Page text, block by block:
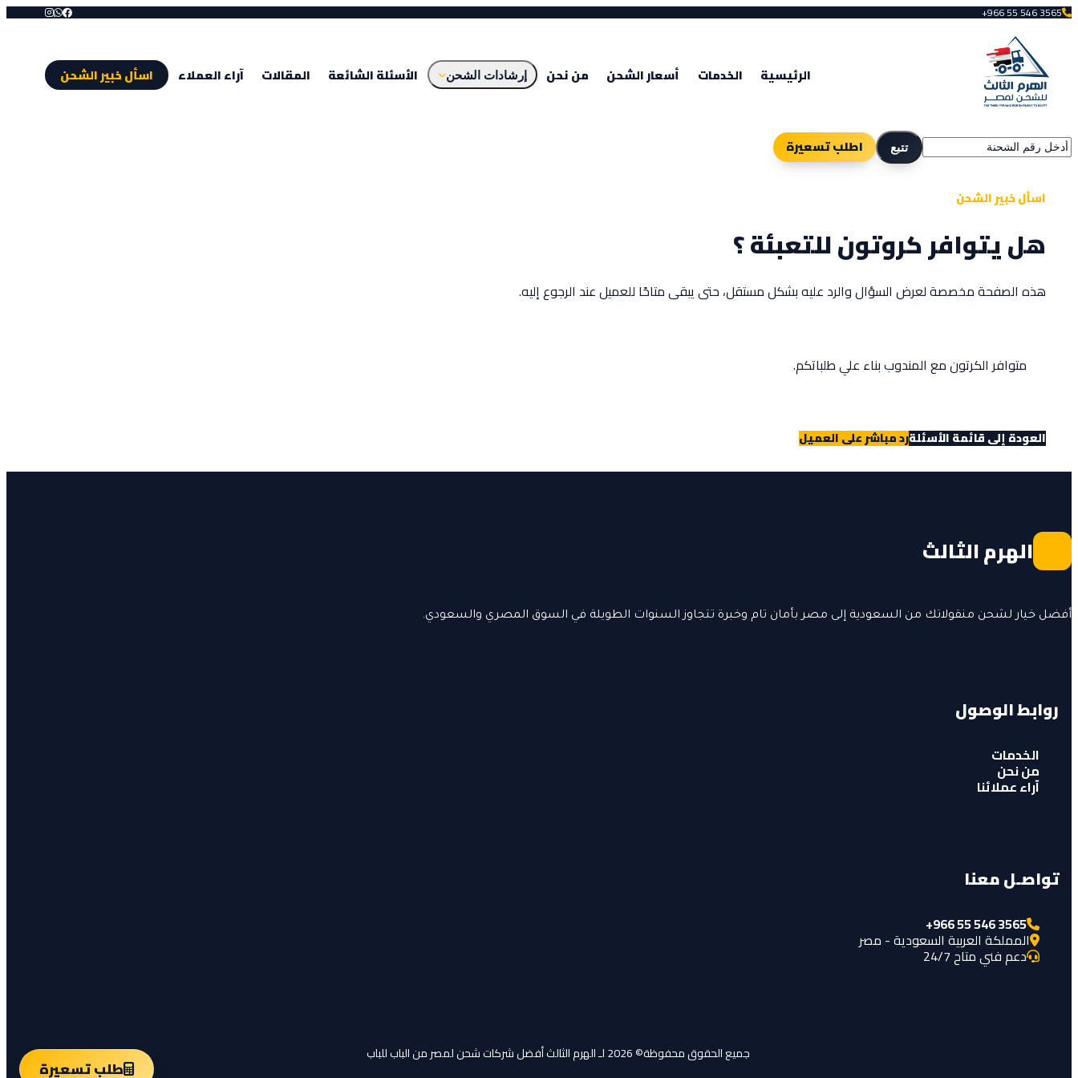
+966 55 546 3565
الرئيسية الخدمات أسعار الشحن من نحن إرشادات الشحن الأسئلة الشائعة المقالات آراء العملاء اسأل خبير الشحن
تتبع اطلب تسعيرة
طلب تسعيرة
اسأل خبير الشحن
هل يتوافر كروتون للتعبئة ؟
هذه الصفحة مخصصة لعرض السؤال والرد عليه بشكل مستقل، حتى يبقى متاحًا للعميل عند الرجوع إليه.
متوافر الكرتون مع المندوب بناء علي طلباتكم.
العودة إلى قائمة الأسئلةرد مباشر على العميل
الهرم الثالث
أفضل خيار لشحن منقولاتك من السعودية إلى مصر بأمان تام وخبرة تتجاوز السنوات الطويلة في السوق المصري والسعودي.
روابط الوصول
الخدمات
من نحن
آراء عملائنا
تواصـل معنا
+966 55 546 3565
المملكة العربية السعودية - مصر
دعم فني متاح 24/7
جميع الحقوق محفوظة© 2026 لـ الهرم الثالث أفضل شركات شحن لمصر من الباب للباب